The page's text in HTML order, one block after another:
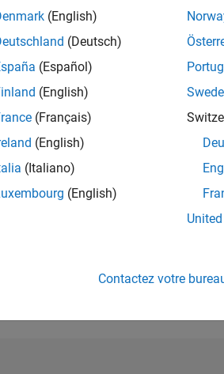
(English)
(Deutsch)
(Español)
(English)
(Français)
(English)
(Italiano)
(English)
Contactez votre